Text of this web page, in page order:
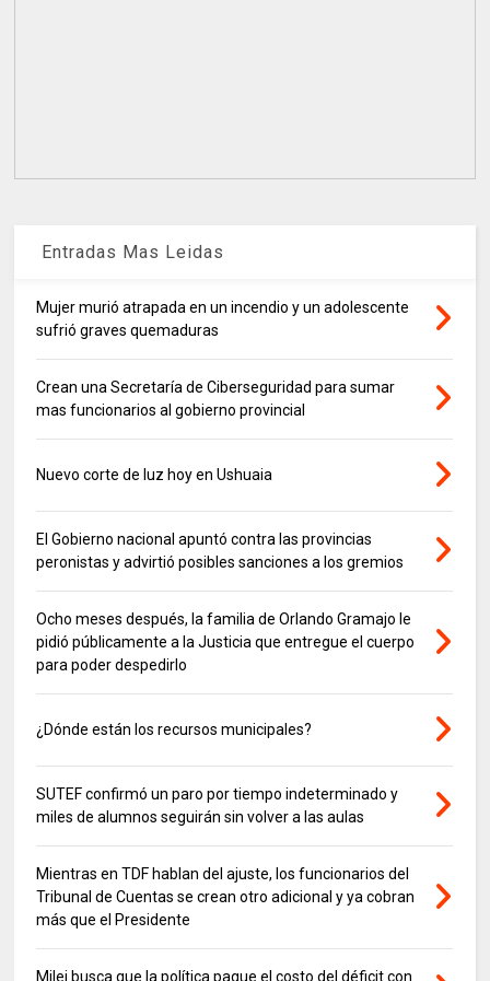
Entradas Mas Leidas
Mujer murió atrapada en un incendio y un adolescente
sufrió graves quemaduras
Crean una Secretaría de Ciberseguridad para sumar
mas funcionarios al gobierno provincial
Nuevo corte de luz hoy en Ushuaia
El Gobierno nacional apuntó contra las provincias
peronistas y advirtió posibles sanciones a los gremios
Ocho meses después, la familia de Orlando Gramajo le
pidió públicamente a la Justicia que entregue el cuerpo
para poder despedirlo
¿Dónde están los recursos municipales?
SUTEF confirmó un paro por tiempo indeterminado y
miles de alumnos seguirán sin volver a las aulas
Mientras en TDF hablan del ajuste, los funcionarios del
Tribunal de Cuentas se crean otro adicional y ya cobran
más que el Presidente
Milei busca que la política pague el costo del déficit con